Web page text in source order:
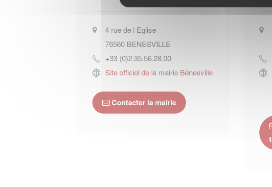
4 rue de l Eglise
76560 BENESVILLE
+33 (0)2.35.56.28.00
Site officiel de la mairie Bénesville
Contacter la mairie